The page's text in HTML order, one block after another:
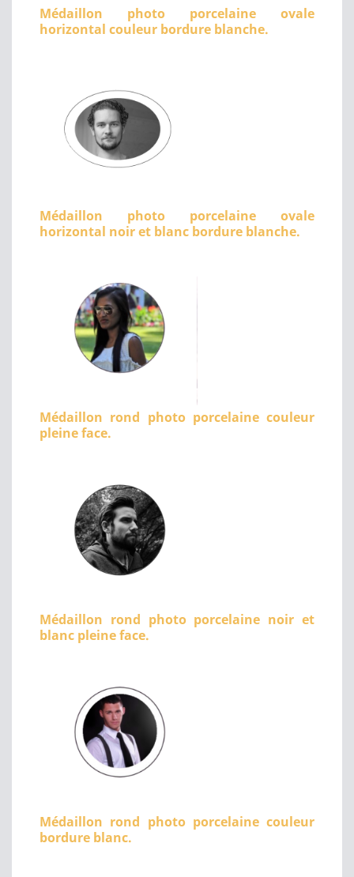
Médaillon photo porcelaine ovale
horizontal couleur bordure blanche.
Médaillon photo porcelaine ovale
horizontal noir et blanc bordure blanche.
Médaillon rond photo porcelaine couleur
pleine face.
Médaillon rond photo porcelaine noir et
blanc pleine face.
Médaillon rond photo porcelaine couleur
bordure blanc.